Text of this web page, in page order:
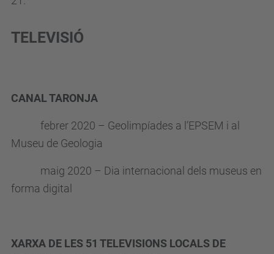
TELEVISIÓ
CANAL TARONJA
febrer 2020 – Geolimpíades a l’EPSEM i al
Museu de Geologia
maig 2020 – Dia internacional dels museus en
forma digital
XARXA DE LES 51 TELEVISIONS LOCALS DE